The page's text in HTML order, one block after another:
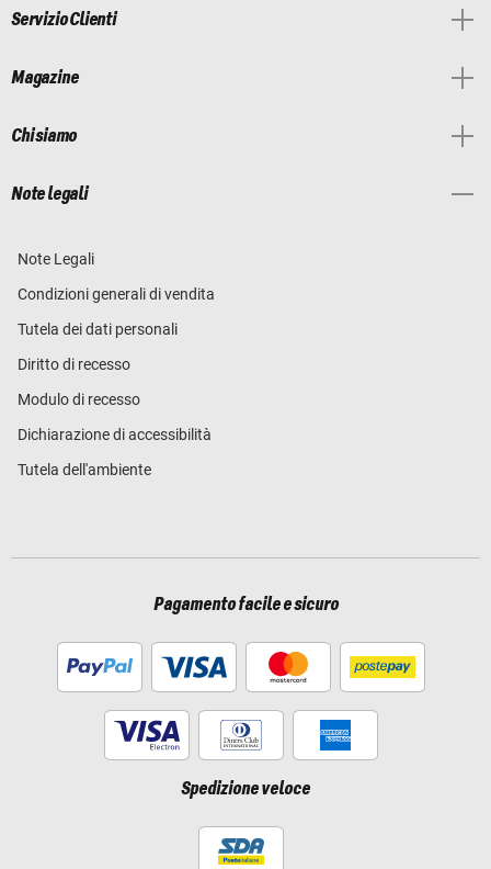
Servizio Clienti
Magazine
Chi siamo
Note legali
Note Legali
Condizioni generali di vendita
Tutela dei dati personali
Diritto di recesso
Modulo di recesso
Dichiarazione di accessibilità
Tutela dell'ambiente
Pagamento facile e sicuro
Spedizione veloce